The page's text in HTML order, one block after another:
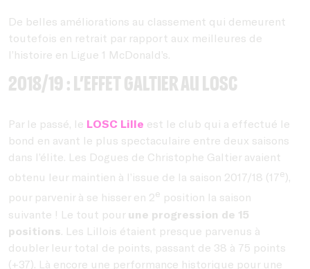
De belles améliorations au classement qui demeurent
toutefois en retrait par rapport aux meilleures de
l’histoire en Ligue 1 McDonald’s.
2018/19 : L’effet Galtier au LOSC
Par le passé, le LOSC Lille est le club qui a effectué le
bond en avant le plus spectaculaire entre deux saisons
dans l’élite. Les Dogues de Christophe Galtier avaient
obtenu leur maintien à l’issue de la saison 2017/18 (17e),
pour parvenir à se hisser en 2e position la saison
suivante ! Le tout pour une progression de 15
positions . Les Lillois étaient presque parvenus à
doubler leur total de points, passant de 38 à 75 points
(+37). Là encore une performance historique pour une